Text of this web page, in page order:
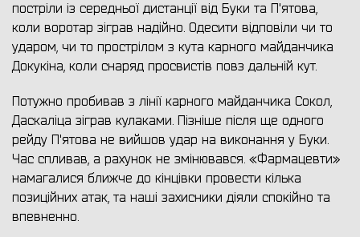
постріли із середньої дистанції від Буки та П'ятова,
коли воротар зіграв надійно. Одесити відповіли чи то
ударом, чи то прострілом з кута карного майданчика
Докукіна, коли снаряд просвистів повз дальній кут.
Потужно пробивав з лінії карного майданчика Сокол,
Даскаліца зіграв кулаками. Пізніше після ще одного
рейду П'ятова не вийшов удар на виконання у Буки.
Час спливав, а рахунок не змінювався. «Фармацевти»
намагалися ближче до кінцівки провести кілька
позиційних атак, та наші захисники діяли спокійно та
впевненно.